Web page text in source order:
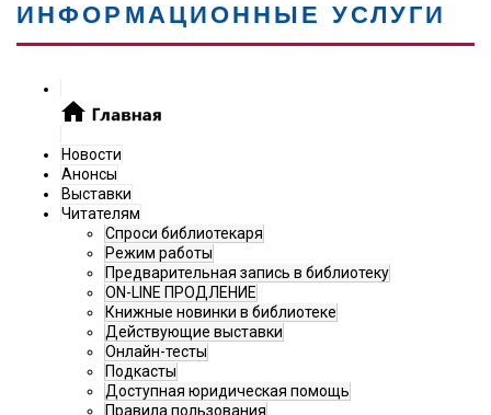
ИНФОРМАЦИОННЫЕ УСЛУГИ
Новости
Анонсы
Выставки
Читателям
Спроси библиотекаря
Режим работы
Предварительная запись в библиотеку
ON-LINE ПРОДЛЕНИЕ
Книжные новинки в библиотеке
Действующие выставки
Онлайн-тесты
Подкасты
Доступная юридическая помощь
Правила пользования